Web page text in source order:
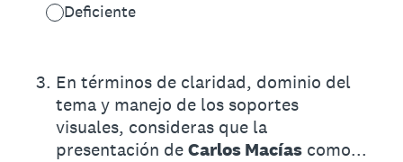
Deficiente
3. En términos de claridad, dominio del
tema y manejo de los soportes
visuales, consideras que la
presentación deCarlos Macías como...